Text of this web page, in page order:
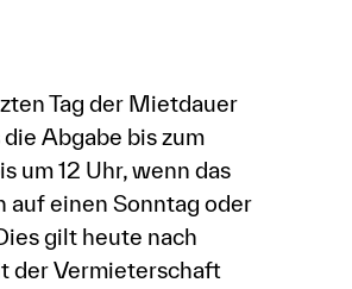
Tag der Mietdauer
Abgabe bis zum
um 12 Uhr, wenn das
einen Sonntag oder
gilt heute nach
der Vermieterschaft